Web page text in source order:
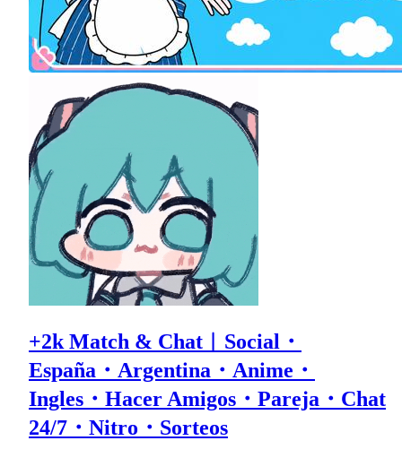
+2k Match & Chat︱Social・
España・Argentina・Anime・
Ingles・Hacer Amigos・Pareja・Chat
24/7・Nitro・Sorteos